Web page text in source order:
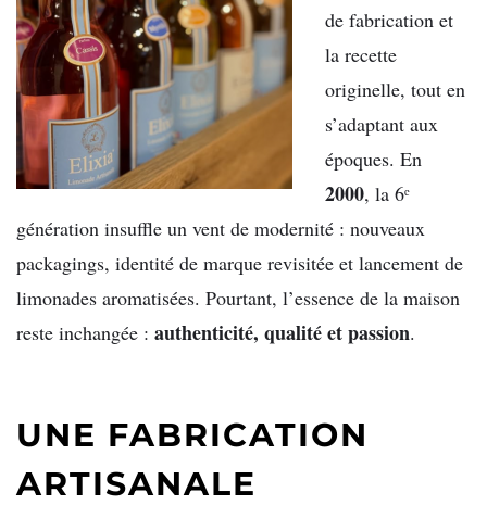
de fabrication et
la recette
originelle, tout en
s’adaptant aux
époques. En
2000, la 6ᵉ
génération insuffle un vent de modernité : nouveaux
packagings, identité de marque revisitée et lancement de
limonades aromatisées. Pourtant, l’essence de la maison
reste inchangée : authenticité, qualité et passion.
UNE FABRICATION
ARTISANALE